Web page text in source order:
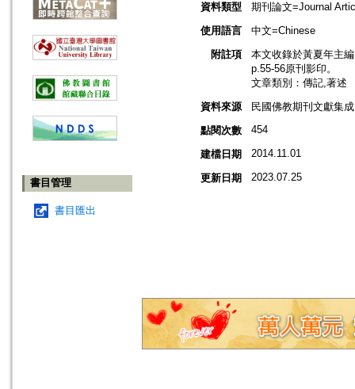
書目管理
書目匯出
資料類型
期刊論文=Journal
使用語言
中文=Chinese
附註項
本文收錄於黃夏年主
p.55-56原刊影印。
文章類別：傳記,著述
資料來源
民國佛教期刊文獻集
點閱次數
454
建檔日期 2014.11.01
更新日期 2023.07.25